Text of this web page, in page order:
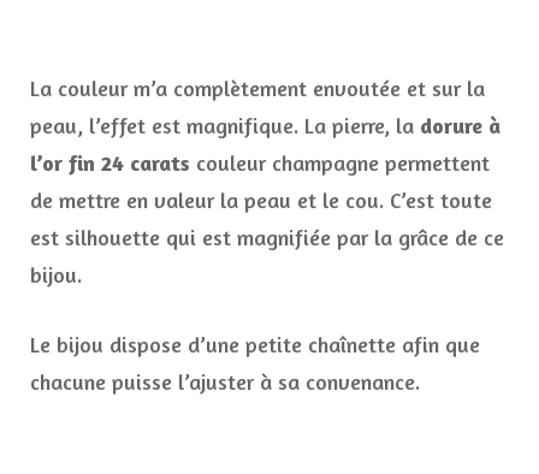
La couleur m’a complètement envoutée et sur la
peau, l’effet est magnifique. La pierre, la dorure à
l’or fin 24 carats couleur champagne permettent
de mettre en valeur la peau et le cou. C’est toute
est silhouette qui est magnifiée par la grâce de ce
bijou.
Le bijou dispose d’une petite chaînette afin que
chacune puisse l’ajuster à sa convenance.